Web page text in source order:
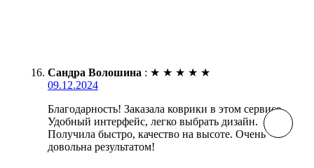
Сандра Волошина : ★ ★ ★ ★ ★
09.12.2024
Благодарность! Заказала коврики в этом сервисе.
Удобный интерфейс, легко выбрать дизайн.
Получила быстро, качество на высоте. Очень
довольна результатом!